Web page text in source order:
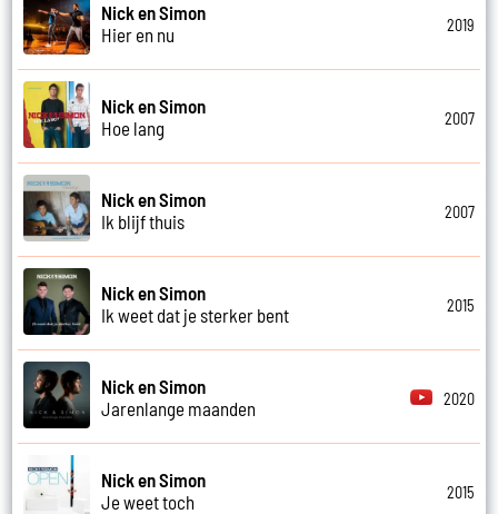
Nick en Simon
Hier en nu
2019
Nick en Simon
Hoe lang
2007
Nick en Simon
Ik blijf thuis
2007
Nick en Simon
Ik weet dat je sterker bent
2015
Nick en Simon
Jarenlange maanden
2020
Nick en Simon
Je weet toch
2015